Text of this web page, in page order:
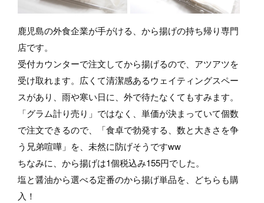
鹿児島の外食企業が手がける、から揚げの持ち帰り専門
店です。
受付カウンターで注文してから揚げるので、アツアツを
受け取れます。広くて清潔感あるウェイティングスペー
スがあり、雨や寒い日に、外で待たなくてもすみます。
「グラム計り売り」ではなく、単価が決まっていて個数
で注文できるので、「食卓で勃発する、数と大きさを争
う兄弟喧嘩」を、未然に防げそうですww
ちなみに、から揚げは1個税込み155円でした。
塩と醤油から選べる定番のから揚げ単品を、どちらも購
入！